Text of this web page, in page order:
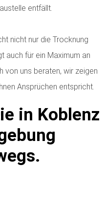
entfällt.
nicht nur die Trocknung
auch für ein Maximum an
von uns beraten, wir zeigen
Ansprüchen entspricht.
in Koblenz